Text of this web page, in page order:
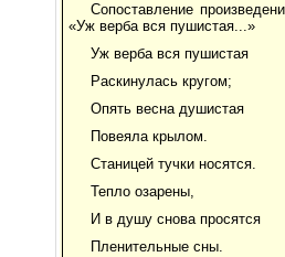
Сопоставление
«Уж верба вся пушистая...»
Уж верба вся пушистая
Раскинулась кругом;
Опять весна душистая
Повеяла крылом.
Станицей тучки носятся.
Тепло озарены,
И в душу снова просятся
Пленительные сны.